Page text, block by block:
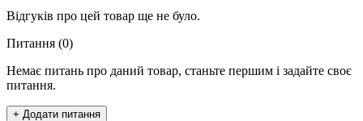
Відгуків про цей товар ще не було.
Питання (0)
Немає питань про даний товар, станьте першим і задайте своє
питання.
+ Додати питання